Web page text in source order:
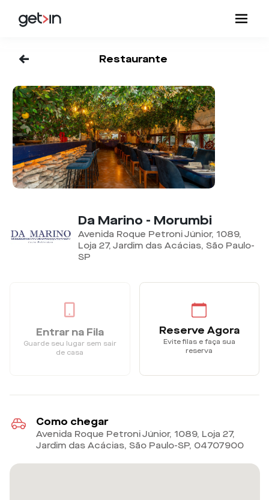
<- Restaurante
Da Marino - Morumbi
Avenida Roque Petroni Júnior, 1089,
Loja 27, Jardim das Acácias, São Paulo-
SP
Entrar na Fila
Guarde seu lugar sem sair
de casa
Reserve Agora
Evite filas e faça sua
reserva
Como chegar
Avenida Roque Petroni Júnior, 1089, Loja 27,
Jardim das Acácias, São Paulo-SP, 04707900